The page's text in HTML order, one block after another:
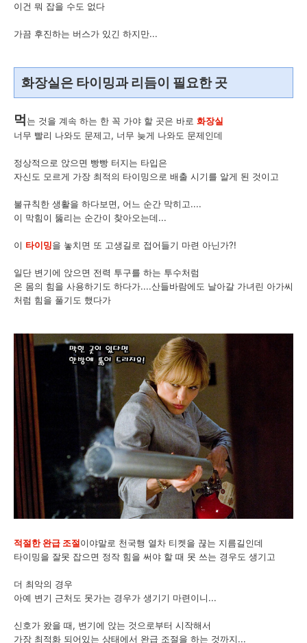
이건 뭐 잡을 수도 없다
가끔 후진하는 버스가 있긴 하지만...
화장실은 타이밍과 리듬이 필요한 곳
먹 는 것을 계속 하는 한 꼭 가야 할 곳은 바로 화장실
너무 빨리 나와도 문제고, 너무 늦게 나와도 문제인데
정상적으로 앉으면 빵빵 터지는 타입은
자신도 모르게 가장 최적의 타이밍으로 배출 시기를 알게 된 것이고
불규칙한 생활을 하다보면, 어느 순간 막히고....
이 막힘이 뚫리는 순간이 찾아오는데...
이 타이밍을 놓치면 또 고생길로 접어들기 마련 아닌가?!
일단 변기에 앉으면 전력 투구를 하는 투수처럼
온 몸의 힘을 사용하기도 하다가....산들바람에도 날아갈 가녀린 아가씨
처럼 힘을 풀기도 했다가
적절한 완급 조절이야말로 천국행 열차 티켓을 끊는 지름길인데
타이밍을 잘못 잡으면 정작 힘을 써야 할 때 못 쓰는 경우도 생기고
더 최악의 경우
아예 변기 근처도 못가는 경우가 생기기 마련이니...
신호가 왔을 때, 변기에 앉는 것으로부터 시작해서
가장 최적화 되어있는 상태에서 완급 조절을 하는 것까지...